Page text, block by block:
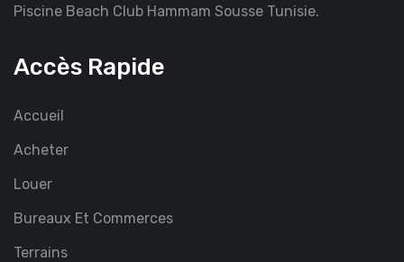
Piscine Beach Club Hammam Sousse Tunisie.
Accès Rapide
Accueil
Acheter
Louer
Bureaux Et Commerces
Terrains